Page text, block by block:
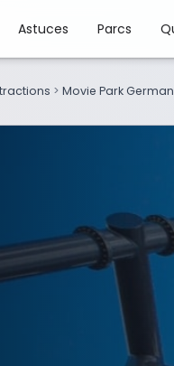
Astuces Parcs
> Movie Park